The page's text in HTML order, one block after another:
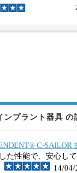
ンプラント器具 の
C-SAILOR
た性能で、安心し
14/04/